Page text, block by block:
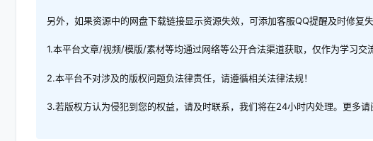
另外，如果资源中的网盘下载链接显示资源失效，可添加客服QQ提醒及时修复失
1.本平台文章/视频/模版/素材等均通过网络等公开合法渠道获取，仅作为学习交
2.本平台不对涉及的版权问题负法律责任，请遵循相关法律法规！
3.若版权方认为侵犯到您的权益，请及时联系，我们将在24小时内处理。更多请